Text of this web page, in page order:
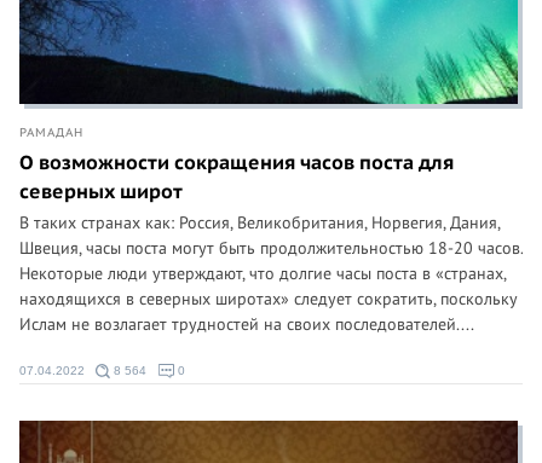
РАМАДАН
О возможности сокращения часов поста для
северных широт
В таких странах как: Россия, Великобритания, Норвегия, Дания,
Швеция, часы поста могут быть продолжительностью 18-20 часов.
Некоторые люди утверждают, что долгие часы поста в «странах,
находящихся в северных широтах» следует сократить, поскольку
Ислам не возлагает трудностей на своих последователей....
07.04.2022 8 564 0